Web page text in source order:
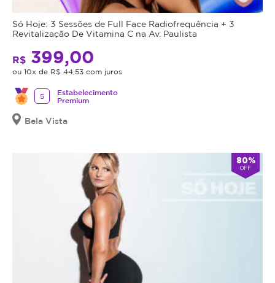
Só Hoje: 3 Sessões de Full Face Radiofrequência + 3
Revitalização De Vitamina C na Av. Paulista
R$ 399,00
ou 10x de R$ 44,53 com juros
5
Estabelecimento
Premium
Bela Vista
80%
OFF